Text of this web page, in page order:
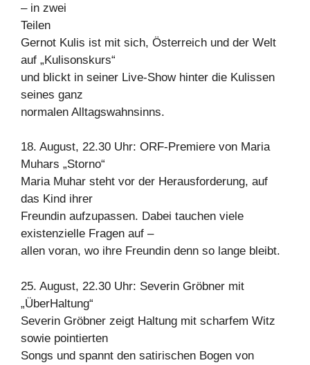
– in zwei
Teilen
Gernot Kulis ist mit sich, Österreich und der Welt
auf „Kulisonskurs“
und blickt in seiner Live-Show hinter die Kulissen
seines ganz
normalen Alltagswahnsinns.
18. August, 22.30 Uhr: ORF-Premiere von Maria
Muhars „Storno“
Maria Muhar steht vor der Herausforderung, auf
das Kind ihrer
Freundin aufzupassen. Dabei tauchen viele
existenzielle Fragen auf –
allen voran, wo ihre Freundin denn so lange bleibt.
25. August, 22.30 Uhr: Severin Gröbner mit
„ÜberHaltung“
Severin Gröbner zeigt Haltung mit scharfem Witz
sowie pointierten
Songs und spannt den satirischen Bogen von